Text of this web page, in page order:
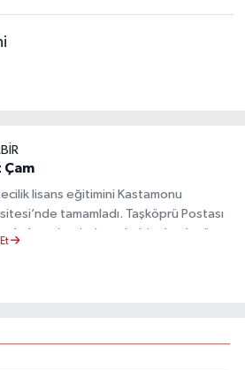
Çam
lisans eğitimini Kastamonu
tamamladı. Taşköprü Postası
haber sitesinde muhabir olarak görev